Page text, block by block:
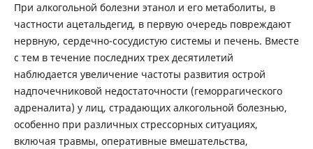
При алкогольной болезни этанол и его метаболиты, в
частности ацетальдегид, в первую очередь повреждают
нервную, сердечно-сосудистую системы и печень. Вместе
с тем в течение последних трех десятилетий
наблюдается увеличение частоты развития острой
надпочечниковой недостаточности (геморрагического
адреналита) у лиц, страдающих алкогольной болезнью,
особенно при различных стрессорных ситуациях,
включая травмы, оперативные вмешательства,